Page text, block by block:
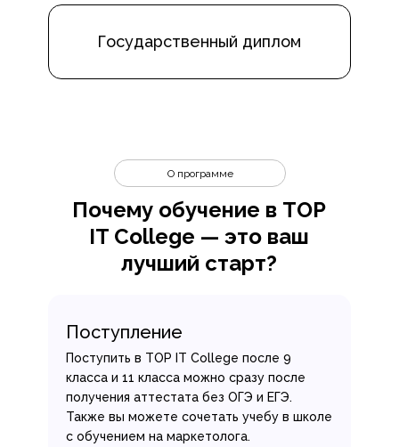
Государственный диплом
Почему обучение в TOP
IT College — это ваш
лучший старт?
О программе
Поступление
Поступить в TOP IT College после 9
класса и 11 класса можно сразу после
получения аттестата без ОГЭ и ЕГЭ.
Также вы можете сочетать учебу в школе
с обучением на маркетолога.